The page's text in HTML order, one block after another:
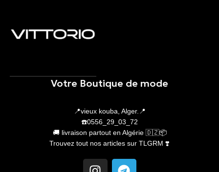
Votre Boutique de mode
📍vieux kouba, Alger.📍
☎️0556_29_03_72
🚚 livraison partout en Algérie 🇩🇿📦
Trouvez tout nos articles sur TLGRM ❣️